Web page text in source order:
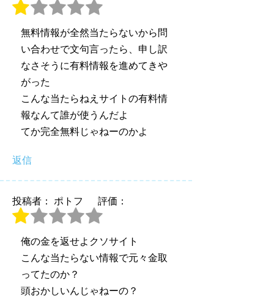
無料情報が全然当たらないから問
い合わせで文句言ったら、申し訳
なさそうに有料情報を進めてきや
がった
こんな当たらねえサイトの有料情
報なんて誰が使うんだよ
てか完全無料じゃねーのかよ
返信
投稿者： ポトフ 評価：
俺の金を返せよクソサイト
こんな当たらない情報で元々金取
ってたのか？
頭おかしいんじゃねーの？